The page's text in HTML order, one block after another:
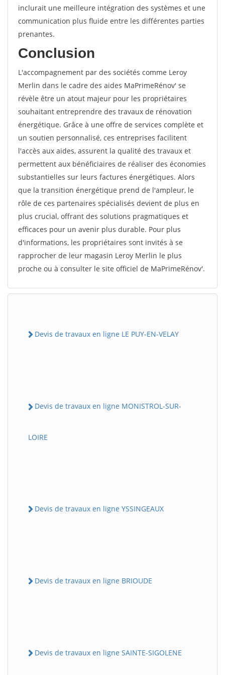
inclurait une meilleure intégration des systèmes et une
communication plus fluide entre les différentes parties
prenantes.
Conclusion
L'accompagnement par des sociétés comme Leroy
Merlin dans le cadre des aides MaPrimeRénov' se
révèle être un atout majeur pour les propriétaires
souhaitant entreprendre des travaux de rénovation
énergétique. Grâce à une offre de services complète et
un soutien personnalisé, ces entreprises facilitent
l'accès aux aides, assurent la qualité des travaux et
permettent aux bénéficiaires de réaliser des économies
substantielles sur leurs factures énergétiques. Alors
que la transition énergétique prend de l'ampleur, le
rôle de ces partenaires spécialisés devient de plus en
plus crucial, offrant des solutions pragmatiques et
efficaces pour un avenir plus durable. Pour plus
d'informations, les propriétaires sont invités à se
rapprocher de leur magasin Leroy Merlin le plus
proche ou à consulter le site officiel de MaPrimeRénov'.
Devis de travaux en ligne LE PUY-EN-VELAY
Devis de travaux en ligne MONISTROL-SUR-
LOIRE
Devis de travaux en ligne YSSINGEAUX
Devis de travaux en ligne BRIOUDE
Devis de travaux en ligne SAINTE-SIGOLENE